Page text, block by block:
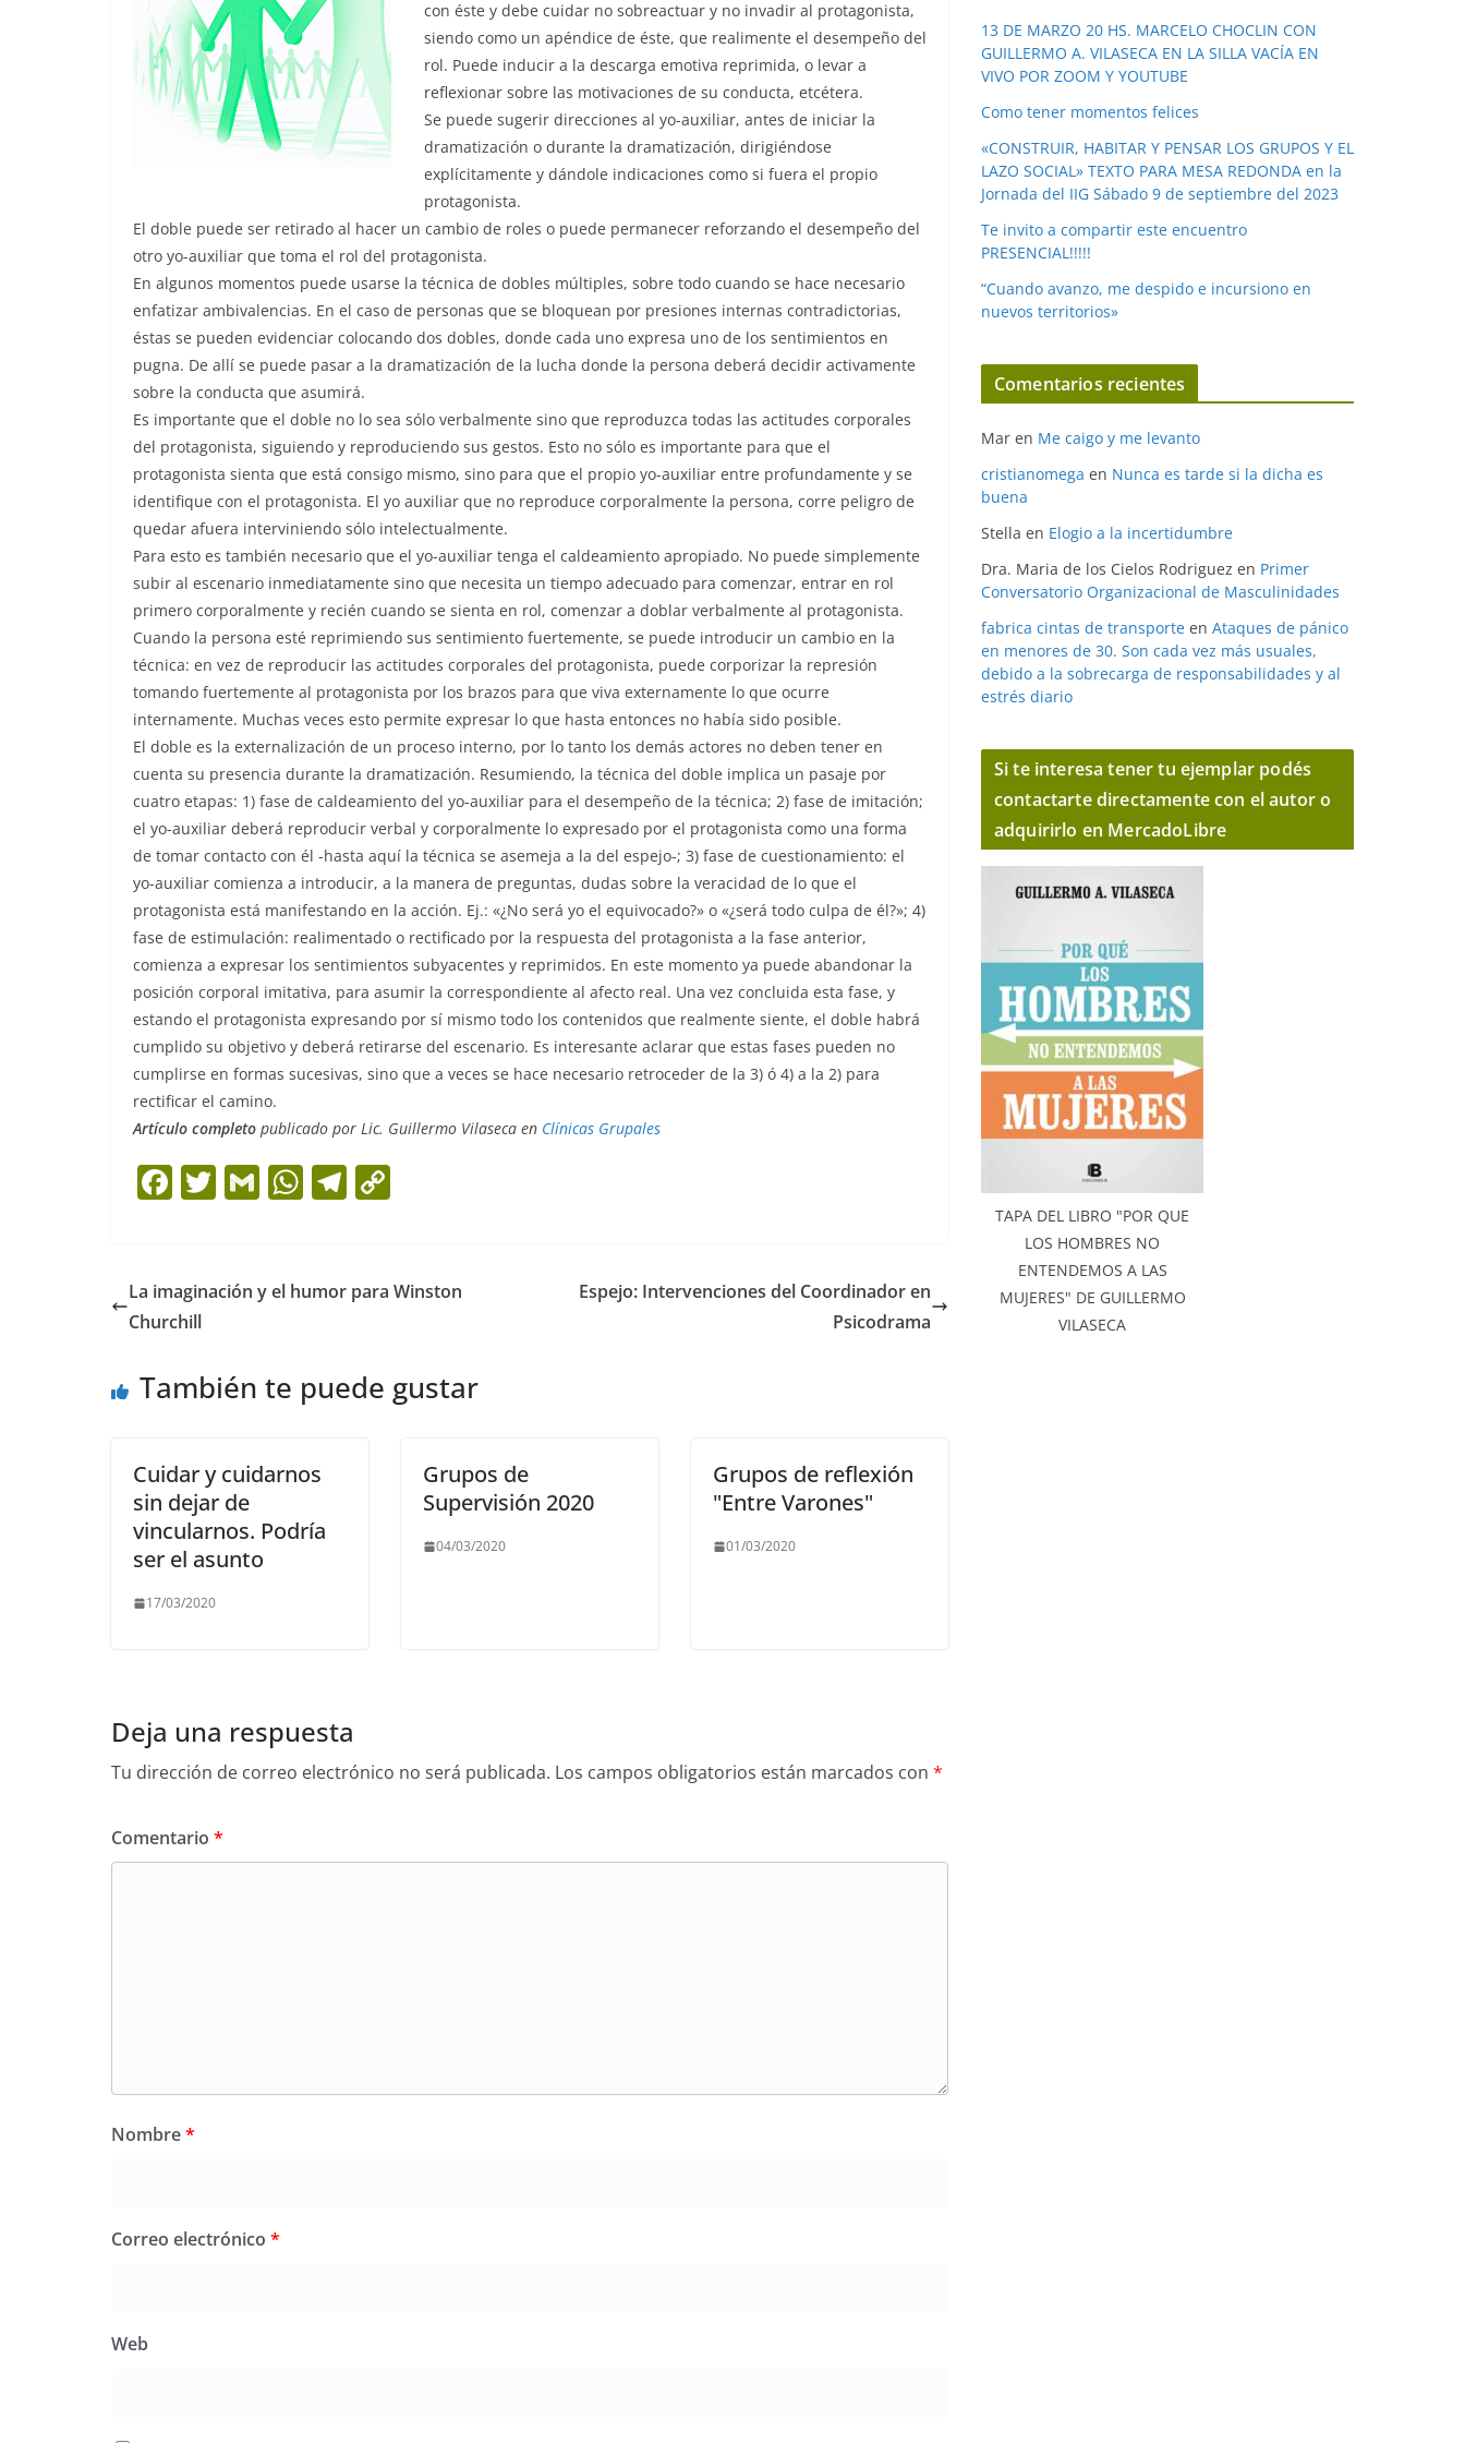
con éste y debe cuidar no sobreactuar y no invadir al protagonista,
siendo como un apéndice de éste, que realimente el desempeño del
rol. Puede inducir a la descarga emotiva reprimida, o levar a
reflexionar sobre las motivaciones de su conducta, etcétera.
Se puede sugerir direcciones al yo-auxiliar, antes de iniciar la
dramatización o durante la dramatización, dirigiéndose
explícitamente y dándole indicaciones como si fuera el propio
protagonista.
El doble puede ser retirado al hacer un cambio de roles o puede permanecer reforzando el desempeño del
otro yo-auxiliar que toma el rol del protagonista.
En algunos momentos puede usarse la técnica de dobles múltiples, sobre todo cuando se hace necesario
enfatizar ambivalencias. En el caso de personas que se bloquean por presiones internas contradictorias,
éstas se pueden evidenciar colocando dos dobles, donde cada uno expresa uno de los sentimientos en
pugna. De allí se puede pasar a la dramatización de la lucha donde la persona deberá decidir activamente
sobre la conducta que asumirá.
Es importante que el doble no lo sea sólo verbalmente sino que reproduzca todas las actitudes corporales
del protagonista, siguiendo y reproduciendo sus gestos. Esto no sólo es importante para que el
protagonista sienta que está consigo mismo, sino para que el propio yo-auxiliar entre profundamente y se
identifique con el protagonista. El yo auxiliar que no reproduce corporalmente la persona, corre peligro de
quedar afuera interviniendo sólo intelectualmente.
Para esto es también necesario que el yo-auxiliar tenga el caldeamiento apropiado. No puede simplemente
subir al escenario inmediatamente sino que necesita un tiempo adecuado para comenzar, entrar en rol
primero corporalmente y recién cuando se sienta en rol, comenzar a doblar verbalmente al protagonista.
Cuando la persona esté reprimiendo sus sentimiento fuertemente, se puede introducir un cambio en la
técnica: en vez de reproducir las actitudes corporales del protagonista, puede corporizar la represión
tomando fuertemente al protagonista por los brazos para que viva externamente lo que ocurre
internamente. Muchas veces esto permite expresar lo que hasta entonces no había sido posible.
El doble es la externalización de un proceso interno, por lo tanto los demás actores no deben tener en
cuenta su presencia durante la dramatización. Resumiendo, la técnica del doble implica un pasaje por
cuatro etapas: 1) fase de caldeamiento del yo-auxiliar para el desempeño de la técnica; 2) fase de imitación;
el yo-auxiliar deberá reproducir verbal y corporalmente lo expresado por el protagonista como una forma
de tomar contacto con él -hasta aquí la técnica se asemeja a la del espejo-; 3) fase de cuestionamiento: el
yo-auxiliar comienza a introducir, a la manera de preguntas, dudas sobre la veracidad de lo que el
protagonista está manifestando en la acción. Ej.: «¿No será yo el equivocado?» o «¿será todo culpa de él?»; 4)
fase de estimulación: realimentado o rectificado por la respuesta del protagonista a la fase anterior,
comienza a expresar los sentimientos subyacentes y reprimidos. En este momento ya puede abandonar la
posición corporal imitativa, para asumir la correspondiente al afecto real. Una vez concluida esta fase, y
estando el protagonista expresando por sí mismo todo los contenidos que realmente siente, el doble habrá
cumplido su objetivo y deberá retirarse del escenario. Es interesante aclarar que estas fases pueden no
cumplirse en formas sucesivas, sino que a veces se hace necesario retroceder de la 3) ó 4) a la 2) para
rectificar el camino.
Artículo completo publicado por Lic. Guillermo Vilaseca en Clínicas Grupales
F
e
b
o
T
er
G
l
W
s
p
T
gr y
k
La imaginación y el humor para Winston
Churchill
Espejo: Intervenciones del Coordinador en
Psicodrama
También te puede gustar
Cuidar y cuidarnos
sin dejar de
vincularnos. Podría
ser el asunto
17/03/2020
Grupos de
Supervisión 2020
04/03/2020
Grupos de reflexión
"Entre Varones"
01/03/2020
Deja una respuesta
Tu dirección de correo electrónico no será publicada. Los campos obligatorios están marcados con *
Comentario *
Nombre*
Correo electrónico *
Web
í
d
e
o
13 DE MARZO 20 HS. MARCELO CHOCLIN CON
GUILLERMO A. VILASECA EN LA SILLA VACÍA EN
VIVO POR ZOOM Y YOUTUBE
Como tener momentos felices
«CONSTRUIR, HABITAR Y PENSAR LOS GRUPOS Y EL
LAZO SOCIAL» TEXTO PARA MESA REDONDA en la
Jornada del IIG Sábado 9 de septiembre del 2023
Te invito a compartir este encuentro
PRESENCIAL!!!!!
“Cuando avanzo, me despido e incursiono en
nuevos territorios»
Comentarios recientes
Mar en Me caigo y me levanto
cristianomega en Nunca es tarde si la dicha es
buena
Stella en Elogio a la incertidumbre
Dra. Maria de los Cielos Rodriguez en Primer
Conversatorio Organizacional de Masculinidades
fabrica cintas de transporte en Ataques de pánico
en menores de 30. Son cada vez más usuales,
debido a la sobrecarga de responsabilidades y al
estrés diario
Si te interesa tener tu ejemplar podés
contactarte directamente con el autor o
adquirirlo en MercadoLibre
TAPA DEL LIBRO "POR QUE
LOS HOMBRES NO
ENTENDEMOS A LAS
MUJERES" DE GUILLERMO
VILASECA